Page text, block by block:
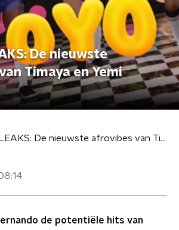
De nieuwste
Timaya en Yemi
NANDOLEAKS: De nieuwste afrovibes van Timaya en Yemi Alade
de potentiële hits van